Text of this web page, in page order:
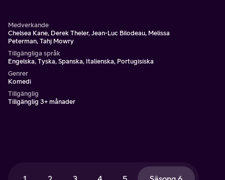
Medverkande
Chelsea Kane, Derek Theler, Jean-Luc Bilodeau, Melissa
Peterman, Tahj Mowry
Tillgängliga språk
Engelska, Tyska, Spanska, Italienska, Portugisiska
Genrer
Komedi
Tillgänglig
Tillgänglig 3+ månader